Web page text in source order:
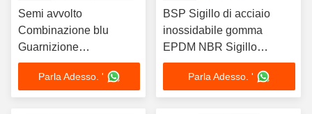
Semi avvolto
Combinazione blu
Guarnizione
Galvanizzata Sigillo
Metrico Colore
personalizzato
Parla Adesso. '
BSP Sigillo di acciaio
inossidabile gomma
EPDM NBR Sigillo
imperiale
Parla Adesso. '